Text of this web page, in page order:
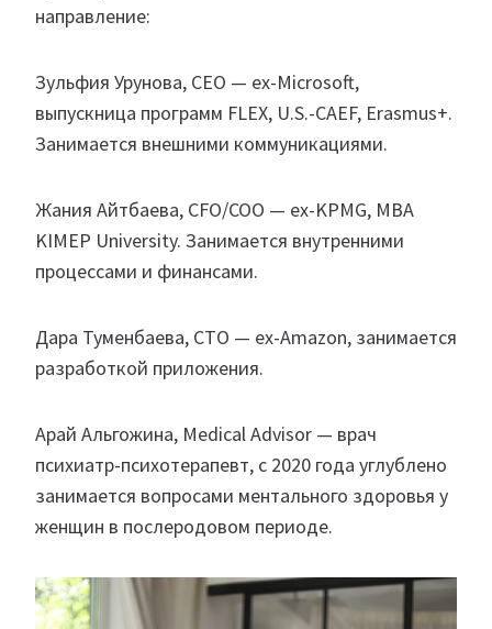
направление:
Зульфия Урунова, CEO — ex-Microsoft,
выпускница программ FLEX, U.S.-CAEF, Erasmus+.
Занимается внешними коммуникациями.
Жания Айтбаева, CFO/COO — ex-KPMG, MBA
KIMEP University. Занимается внутренними
процессами и финансами.
Дара Туменбаева, CTO — ex-Amazon, занимается
разработкой приложения.
Арай Альгожина, Medical Advisor — врач
психиатр-психотерапевт, с 2020 года углублено
занимается вопросами ментального здоровья у
женщин в послеродовом периоде.